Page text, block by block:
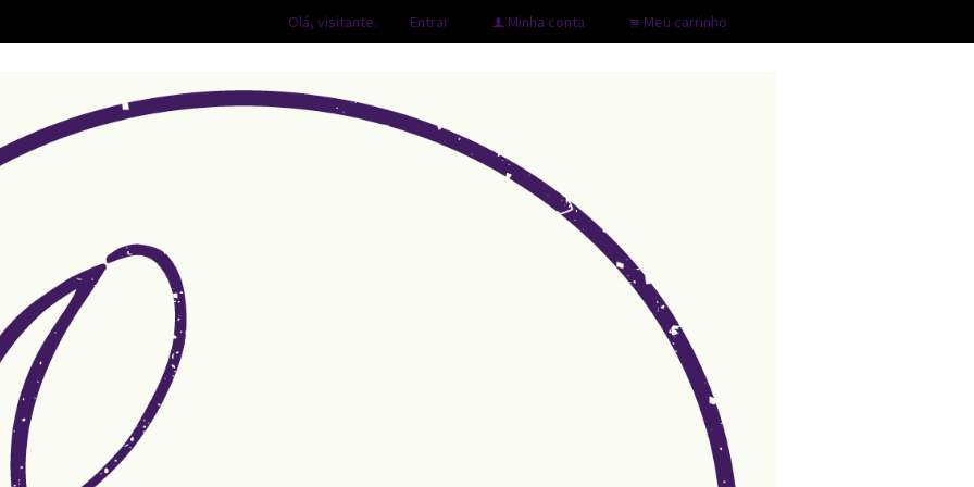
Olá, visitante. Entrar f Minha conta . Meu carrinho